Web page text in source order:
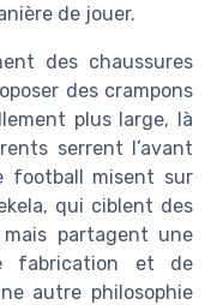
de jouer.
des chaussures
des crampons
plus large, là
serrent l’avant
football misent sur
qui ciblent des
partagent une
fabrication et de
autre philosophie